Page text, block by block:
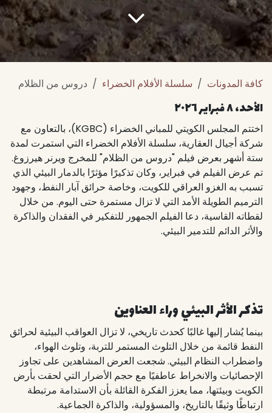
كافة المدونات سلسلة الأفلام الخضراء دروس من الظلام
الأحد، ٨ فبراير ٢٠٢٦
اختتم المجلس الكويتي للمباني الخضراء (KGBC)، بالتعاون مع
شركة أجيال العقارية، سلسلة الأفلام الخضراء التي استمرت لمدة
ستة أشهر بعرض فيلم "دروس من الظلام" للمخرج ويرنر هيرزوغ.
تم عرض الفيلم في فبراير، وكان تذكيرًا مؤثرًا بالدمار البيئي الذي
تسبب به الغزو العراقي للكويت، وخاصة حرائق آبار النفط، وجهود
الترميم الطويلة الأمد التي لا تزال مستمرة حتى اليوم. من خلال
لقطاته القاسية، دعا الفيلم الجمهور للتفكير في الفقدان والذاكرة
والأثر الدائم للتدمير البيئي.
تذكر الأثر البيئي وراء العناوين
بينما يُشار إليها غالبًا كحدث تاريخي، لا تزال العواقب البيئية لحرائق
النفط قائمة من خلال التلوث المستمر للتربة، وتلوث الهواء،
واضطراب النظام البيئي. شجعت العرض المشاهدين على تجاوز
الإحصائيات والانخراط عاطفيًا مع حجم الأضرار التي لحقت بأرض
الكويت وبيئتها، مما يعزز الفكرة القائلة بأن الاستدامة مرتبطة
ارتباطًا وثيقًا بالتاريخ، والمسؤولية، والذاكرة الجماعية.